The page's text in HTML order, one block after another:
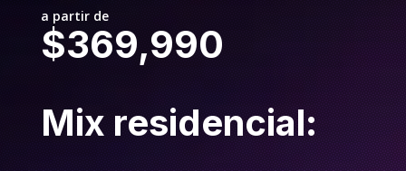
a partir de
$369,990
Mix residencial: